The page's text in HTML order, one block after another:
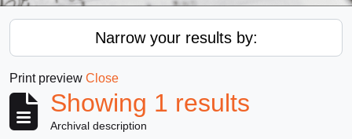
Narrow your results by:
Print preview Close
Showing 1 results
Archival description